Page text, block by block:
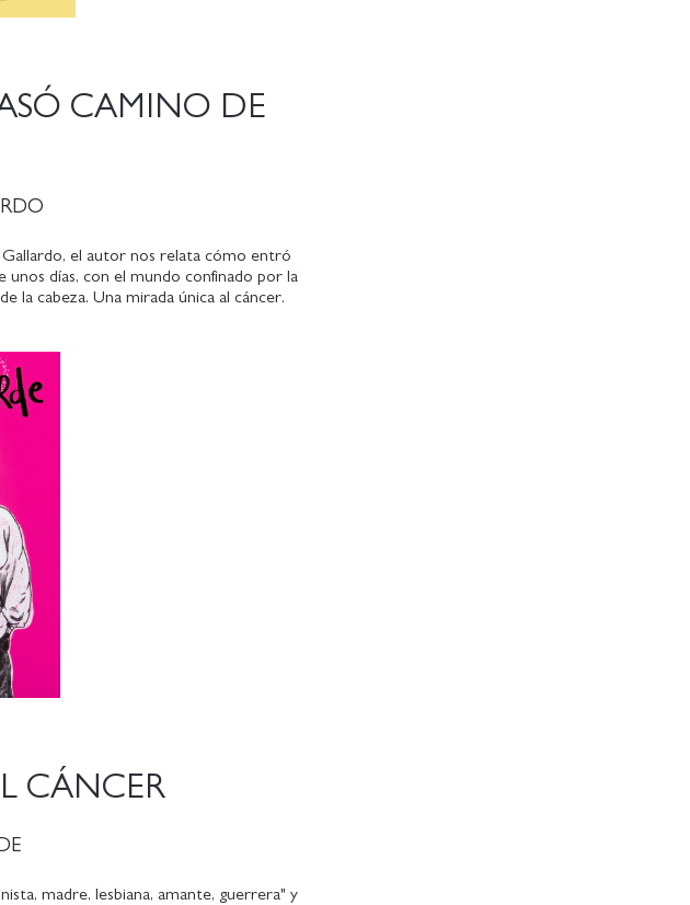
CAMINO DE
el autor nos relata cómo entró
unos días, con el mundo confinado por la
la cabeza. Una mirada única al cáncer.
CÁNCER
madre, lesbiana, amante, guerrera" y